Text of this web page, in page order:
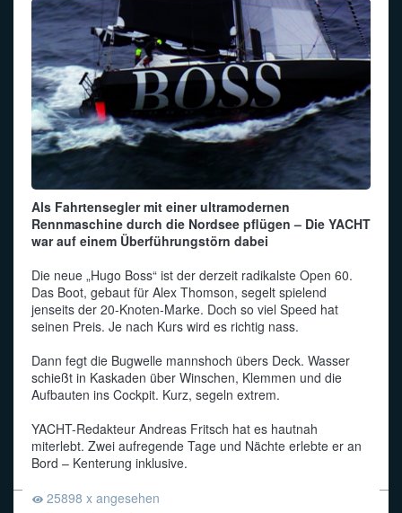
Als Fahrtensegler mit einer ultramodernen
Rennmaschine durch die Nordsee pflügen – Die YACHT
war auf einem Überführungstörn dabei
Die neue „Hugo Boss“ ist der derzeit radikalste Open 60.
Das Boot, gebaut für Alex Thomson, segelt spielend
jenseits der 20-Knoten-Marke. Doch so viel Speed hat
seinen Preis. Je nach Kurs wird es richtig nass.
Dann fegt die Bugwelle mannshoch übers Deck. Wasser
schießt in Kaskaden über Winschen, Klemmen und die
Aufbauten ins Cockpit. Kurz, segeln extrem.
YACHT-Redakteur Andreas Fritsch hat es hautnah
miterlebt. Zwei aufregende Tage und Nächte erlebte er an
Bord – Kenterung inklusive.
25898 x angesehen